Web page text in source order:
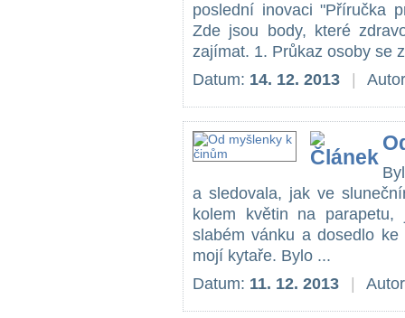
poslední inovaci "Příručka
Zde jsou body, které
zajímat. 1. Průkaz osoby se
Datum: 14. 12. 2013
a sledovala, jak ve
kolem květin na
slabém vánku a dosedlo
mojí kytaře. Bylo ...
Datum: 11. 12. 2013